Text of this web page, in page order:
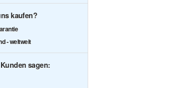
kaufen?
- weltweit
sagen: